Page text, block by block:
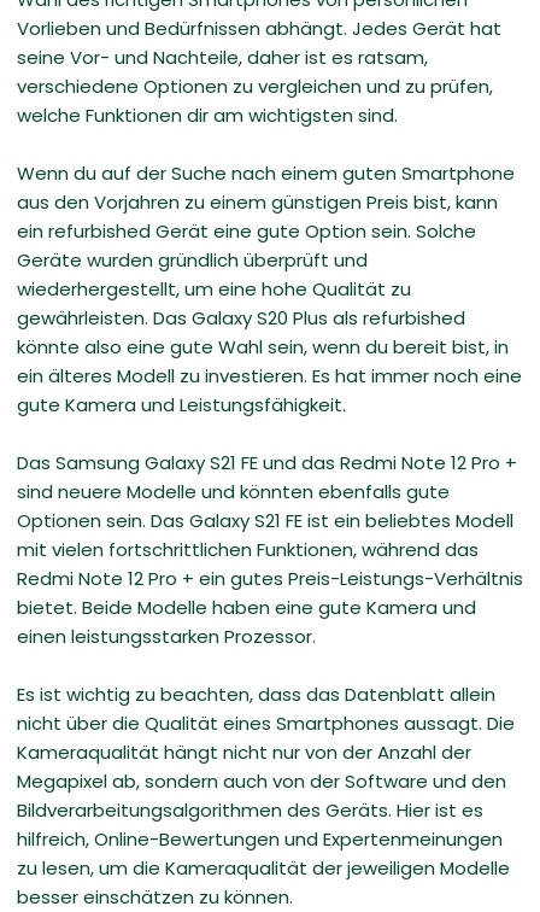
Vorlieben und Bedürfnissen abhängt. Jedes Gerät hat
seine Vor- und Nachteile, daher ist es ratsam,
verschiedene Optionen zu vergleichen und zu prüfen,
welche Funktionen dir am wichtigsten sind.
Wenn du auf der Suche nach einem guten Smartphone
aus den Vorjahren zu einem günstigen Preis bist, kann
ein refurbished Gerät eine gute Option sein. Solche
Geräte wurden gründlich überprüft und
wiederhergestellt, um eine hohe Qualität zu
gewährleisten. Das Galaxy S20 Plus als refurbished
könnte also eine gute Wahl sein, wenn du bereit bist, in
ein älteres Modell zu investieren. Es hat immer noch eine
gute Kamera und Leistungsfähigkeit.
Das Samsung Galaxy S21 FE und das Redmi Note 12 Pro +
sind neuere Modelle und könnten ebenfalls gute
Optionen sein. Das Galaxy S21 FE ist ein beliebtes Modell
mit vielen fortschrittlichen Funktionen, während das
Redmi Note 12 Pro + ein gutes Preis-Leistungs-Verhältnis
bietet. Beide Modelle haben eine gute Kamera und
einen leistungsstarken Prozessor.
Es ist wichtig zu beachten, dass das Datenblatt allein
nicht über die Qualität eines Smartphones aussagt. Die
Kameraqualität hängt nicht nur von der Anzahl der
Megapixel ab, sondern auch von der Software und den
Bildverarbeitungsalgorithmen des Geräts. Hier ist es
hilfreich, Online-Bewertungen und Expertenmeinungen
zu lesen, um die Kameraqualität der jeweiligen Modelle
besser einschätzen zu können.